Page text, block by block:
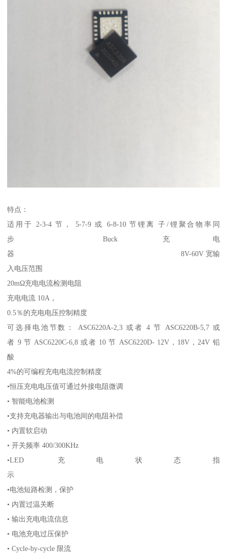
特点：
适用于 2-3-4 节， 5-7-9 或 6-8-10 节锂离 子/锂聚合物率同
步 Buck 充电
器 8V-60V 宽输
入电压范围
20mΩ充电电流检测电阻
充电电流 10A，
0.5％的充电电压控制精度
可选择电池节数： ASC6220A-2,3 或者 4 节 ASC6220B-5,7 或
者 9 节 ASC6220C-6,8 或者 10 节 ASC6220D- 12V，18V，24V 铅
酸
4%的可编程充电电流控制精度
•恒压充电电压值可通过外接电阻微调
• 智能电池检测
•支持充电器输出与电池间的电阻补偿
• 内置软启动
• 开关频率 400/300KHz
•LED 充电状态指
示
•电池短路检测，保护
• 内置过温关断
• 输出充电电流信息
• 电池充电过压保护
• Cycle-by-cycle 限流